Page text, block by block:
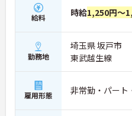
給料 時給1,250円～
勤務地
埼玉県 坂戸市
東武越生線
雇用形態 非常勤・パート